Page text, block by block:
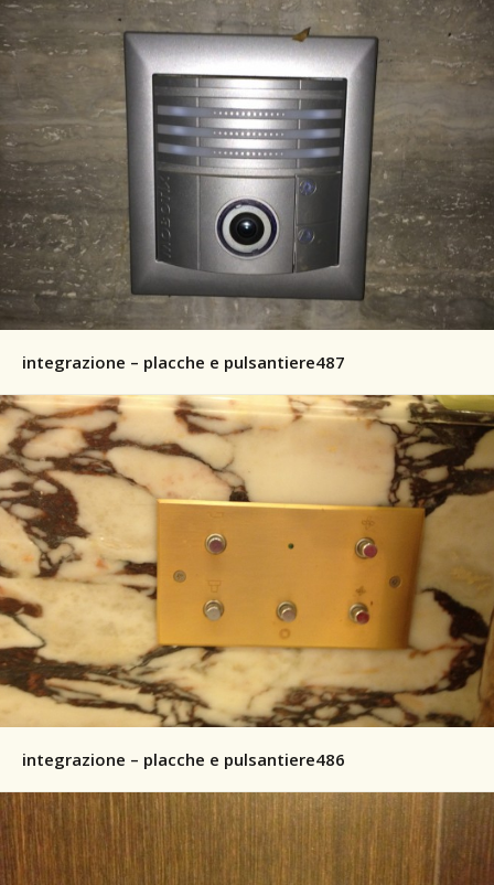
integrazione – placche e pulsantiere487
integrazione – placche e pulsantiere486